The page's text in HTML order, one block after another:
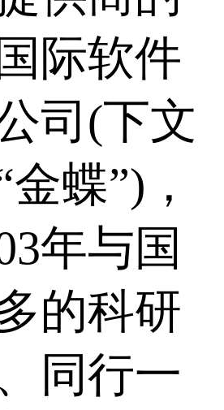
际软件
司(下文
蝶”)，
年与国
的科研
同行一